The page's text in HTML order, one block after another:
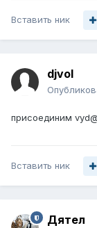
Вставить ник
djvol
присоединим
Вставить ник
Дятел